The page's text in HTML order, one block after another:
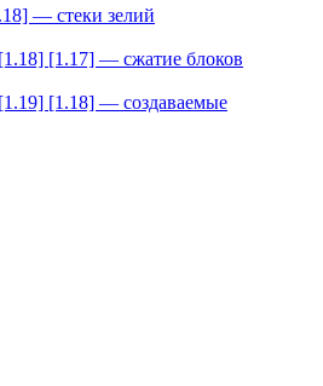
— стеки зелий
[1.17] — сжатие блоков
[1.18] — создаваемые